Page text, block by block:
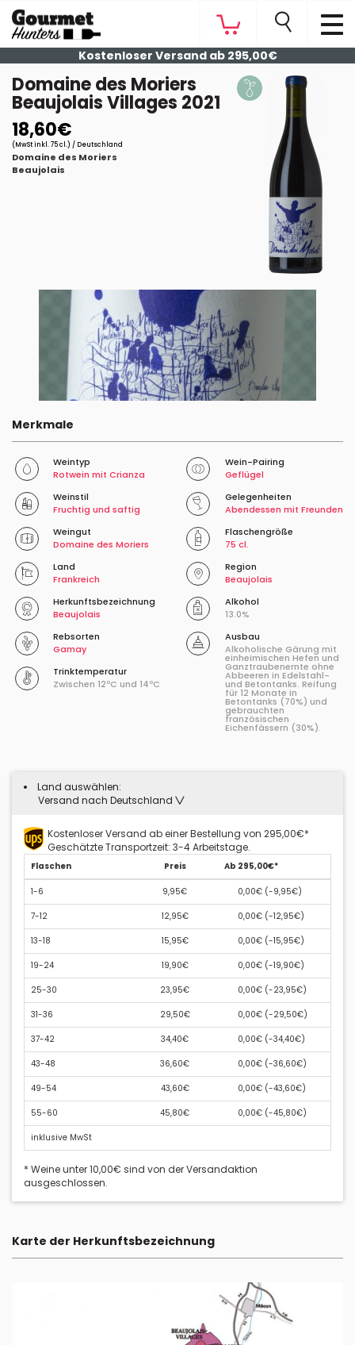
Kostenloser Versand ab 295,00€
Domaine des Moriers
Beaujolais Villages 2021
18,60€
(MwSt inkl. 75 cl.) / Deutschland
Domaine des Moriers
Beaujolais
Merkmale
Weintyp
Rotwein mit Crianza
Wein-Pairing
Geflügel
Weinstil
Fruchtig und saftig
Gelegenheiten
Abendessen mit Freunden
Weingut
Domaine des Moriers
Flaschengröße
75 cl.
Land
Frankreich
Region
Beaujolais
Herkunftsbezeichnung
Beaujolais
Alkohol
13.0%
Rebsorten
Gamay
Trinktemperatur
Zwischen 12ºC und 14ºC
Ausbau
Alkoholische Gärung mit
einheimischen Hefen und
Ganztraubenernte ohne
Abbeeren in Edelstahl-
und Betontanks. Reifung
für 12 Monate in
Betontanks (70%) und
gebrauchten
französischen
Eichenfässern (30%).
Land auswählen:
Versand nach Deutschland
Kostenloser Versand ab einer Bestellung von 295,00€*
Geschätzte Transportzeit: 3-4 Arbeitstage.
Flaschen Preis Ab 295,00€*
1-6 9,95€ 0,00€ (-9,95€)
7-12 12,95€ 0,00€ (-12,95€)
13-18 15,95€ 0,00€ (-15,95€)
19-24 19,90€ 0,00€ (-19,90€)
25-30 23,95€ 0,00€ (-23,95€)
31-36 29,50€ 0,00€ (-29,50€)
37-42 34,40€ 0,00€ (-34,40€)
43-48 36,60€ 0,00€ (-36,60€)
49-54 43,60€ 0,00€ (-43,60€)
55-60 45,80€ 0,00€ (-45,80€)
inklusive MwSt
* Weine unter 10,00€ sind von der Versandaktion
ausgeschlossen.
Karte der Herkunftsbezeichnung